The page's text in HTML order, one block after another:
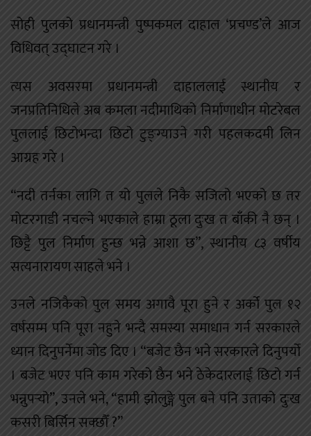
सोही पुलको प्रधानमन्त्री पुष्पकमल दाहाल ‘प्रचण्ड’ले आज
विधिवत् उद्घाटन गरे ।
त्यस अवसरमा प्रधानमन्त्री दाहाललाई स्थानीय र
जनप्रतिनिधिले अब कमला नदीमाथिको निर्माणाधीन मोटरेबल
पुललाई छिटोभन्दा छिटो टुङ्ग्याउने गरी पहलकदमी लिन
आग्रह गरे ।
“नदी तर्नका लागि त यो पुलले निकै सजिलो भएको छ तर
मोटरगाडी नचल्ने भएकाले हाम्रा ठूला दुःख त बाँकी नै छन् ।
छिट्टै पुल निर्माण हुन्छ भन्ने आशा छ”, स्थानीय ८३ वर्षीय
सत्यनारायण साहले भने ।
उनले नजिकैको पुल समय अगावै पूरा हुने र अर्को पुल १२
वर्षसम्म पनि पूरा नहुने भन्दै समस्या समाधान गर्न सरकारले
ध्यान दिनुपर्नेमा जोड दिए । “बजेट छैन भने सरकारले दिनुपर्यो
। बजेट भएर पनि काम गरेको छैन भने ठेकेदारलाई छिटो गर्न
भन्नुपर्‍यो”, उनले भने, “हामी झोलुङ्गे पुल बने पनि उताको दुःख
कसरी बिर्सिन सक्छौँ ?”